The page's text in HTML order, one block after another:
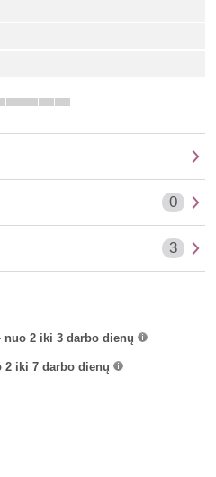
0
3
nuo 2 iki 3 darbo dienų
2 iki 7 darbo dienų